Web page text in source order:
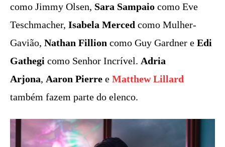
como Jimmy Olsen, Sara Sampaio como Eve
Teschmacher, Isabela Merced como Mulher-
Gavião, Nathan Fillion como Guy Gardner e Edi
Gathegi como Senhor Incrível. Adria
Arjona, Aaron Pierre e Matthew Lillard
também fazem parte do elenco.